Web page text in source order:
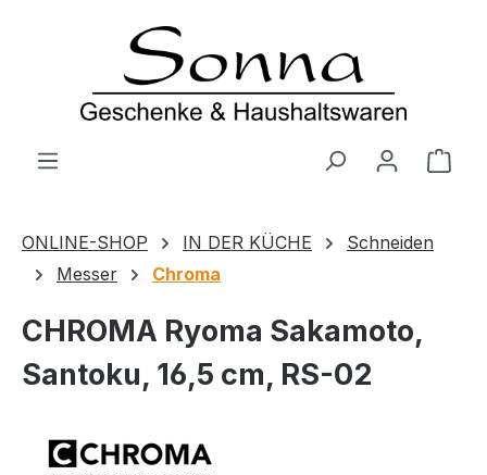
Zum Hauptinhalt springen
ONLINE-SHOP IN DER KÜCHE
Schneiden
Messer
Chroma
CHROMA Ryoma Sakamoto,
Santoku, 16,5 cm, RS-02